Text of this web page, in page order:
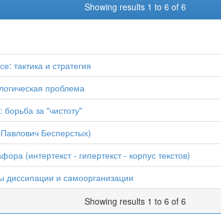
Showing results 1 to 6 of 6
тактика и стратегия
проблема
за "чистоту"
Бесперстых)
(интертекст - гипертекст - корпус текстов)
диссипации и самоорганизации
Showing results 1 to 6 of 6